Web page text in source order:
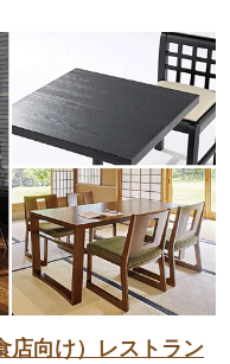
店向け）レストラン